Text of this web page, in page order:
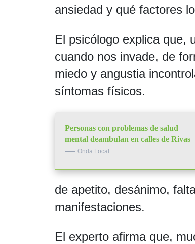
ansiedad y qué factores
El psicólogo explica que,
cuando nos invade, de
miedo y angustia
síntomas físicos.
Personas con problemas de salud
mental deambulan en calles de Rivas
Onda Local
de apetito, desánimo,
manifestaciones.
El experto afirma que,